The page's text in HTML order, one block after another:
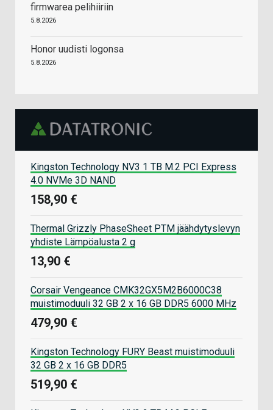
firmwarea pelihiiriin
5.8.2026
Honor uudisti logonsa
5.8.2026
Kingston Technology NV3 1 TB M.2 PCI Express
4.0 NVMe 3D NAND
158,90 €
Thermal Grizzly PhaseSheet PTM jäähdytyslevyn
yhdiste Lämpöalusta 2 g
13,90 €
Corsair Vengeance CMK32GX5M2B6000C38
muistimoduuli 32 GB 2 x 16 GB DDR5 6000 MHz
479,90 €
Kingston Technology FURY Beast muistimoduuli
32 GB 2 x 16 GB DDR5
519,90 €